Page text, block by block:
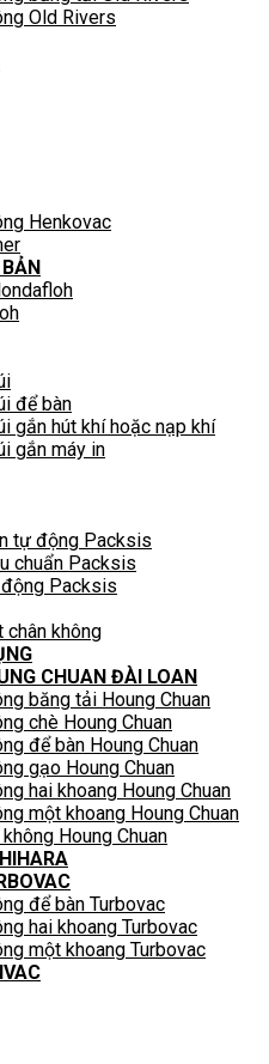
Old Rivers
Henkovac
để bàn
gắn hút khí hoặc nạp khí
gắn máy in
tự động Packsis
chuẩn Packsis
Packsis
chân không
CHUAN ĐÀI LOAN
băng tải Houng Chuan
chè Houng Chuan
để bàn Houng Chuan
gạo Houng Chuan
hai khoang Houng Chuan
một khoang Houng Chuan
Houng Chuan
để bàn Turbovac
hai khoang Turbovac
một khoang Turbovac